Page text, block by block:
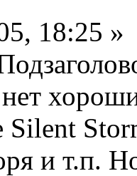
18:25 »
Silent
и т.п.